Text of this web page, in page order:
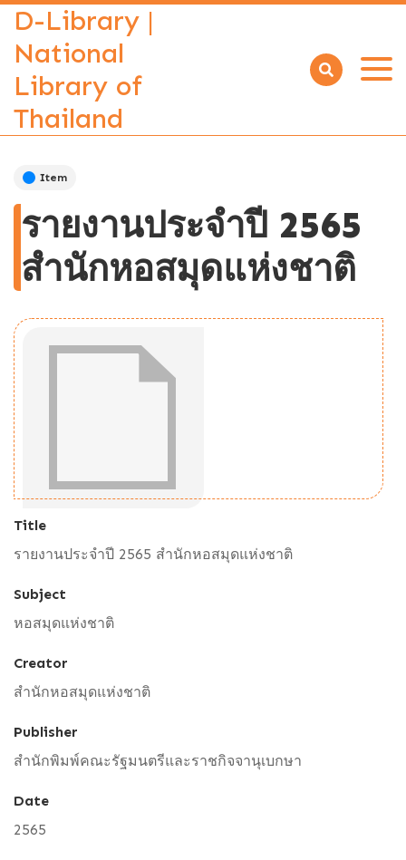
D-Library |
National
Library of
Thailand
Open
Item
รายงานประจำปี 2565
สำนักหอสมุดแห่งชาติ
Title
รายงานประจำปี 2565 สำนักหอสมุดแห่งชาติ
Subject
หอสมุดแห่งชาติ
Creator
สำนักหอสมุดแห่งชาติ
Publisher
สำนักพิมพ์คณะรัฐมนตรีและราชกิจจานุเบกษา
Date
2565